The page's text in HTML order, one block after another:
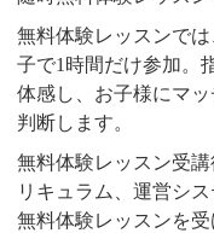
無料体験レッスンで
子で1時間だけ参加。
体感し、お子様にマ
判断します。
無料体験レッスン受
リキュラム、運営シ
無料体験レッスンを